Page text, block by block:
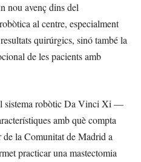
nou avenç dins del
al centre, especialment
quirúrgics, sinó també la
de les pacients amb
sistema robòtic Da Vinci Xi —
amb què compta
la Comunitat de Madrid a
practicar una mastectomia